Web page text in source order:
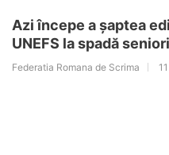
Azi începe a șaptea
UNEFS la spadă
Federatia Romana de Scrima